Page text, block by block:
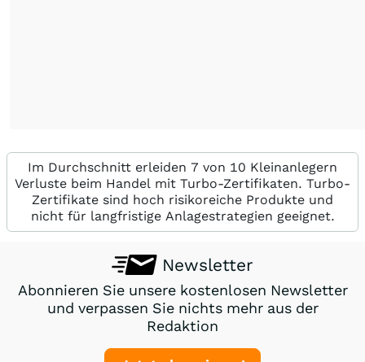
Im Durchschnitt erleiden 7 von 10 Kleinanlegern
Verluste beim Handel mit Turbo-Zertifikaten. Turbo-
Zertifikate sind hoch risikoreiche Produkte und
nicht für langfristige Anlagestrategien geeignet.
Newsletter
Abonnieren Sie unsere kostenlosen Newsletter
und verpassen Sie nichts mehr aus der
Redaktion